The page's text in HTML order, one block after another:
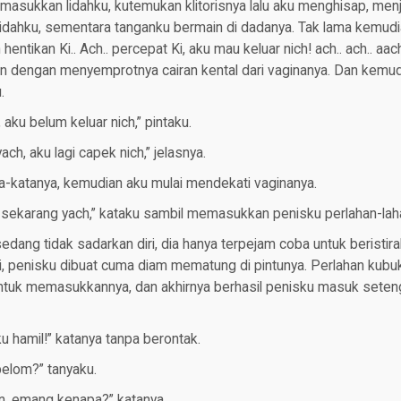
lidahku, kutemukan klitorisnya lalu aku menghisap,
sementara tanganku bermain di dadanya. Tak lama
Ki.. Ach.. percepat Ki, aku mau keluar nich! ach.. ach..
dengan menyemprotnya cairan kental dari vaginanya. Dan
belum keluar nich,” pintaku.
aku lagi capek nich,” jelasnya.
katanya, kemudian aku mulai mendekati vaginanya.
yach,” kataku sambil memasukkan penisku perlahan-
tidak sadarkan diri, dia hanya terpejam coba untuk
dibuat cuma diam mematung di pintunya. Perlahan
memasukkannya, dan akhirnya berhasil penisku masuk
hamil!” katanya tanpa berontak.
tanyaku.